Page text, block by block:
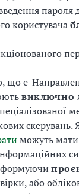
пароля
користувача
що е-
виключно
скерувань.
можуть мати
формуючи
або